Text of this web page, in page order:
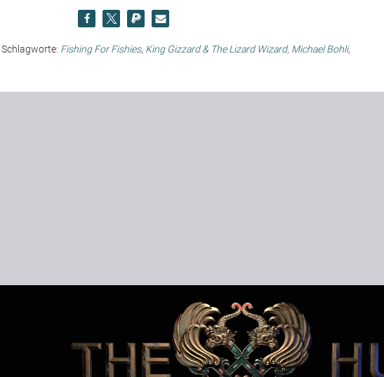
Schlagworte: Fishing For Fishies, King Gizzard & The Lizard Wizard, Michael Bohli,